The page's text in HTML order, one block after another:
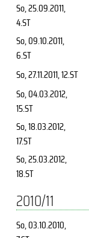
So, 25.09.2011,
4.ST
So, 09.10.2011,
6.ST
So, 27.11.2011, 12.ST
So, 04.03.2012,
15.ST
So, 18.03.2012,
17.ST
So, 25.03.2012,
18.ST
2010/11
So, 03.10.2010,